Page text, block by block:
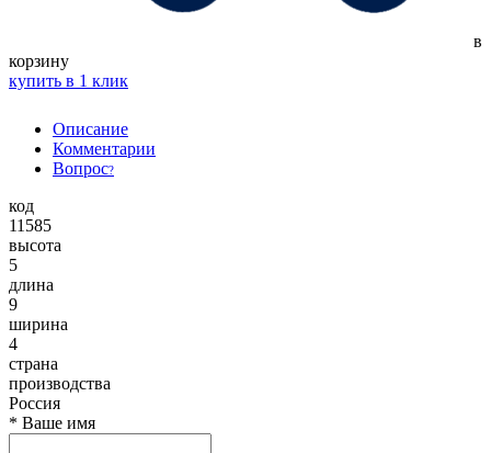
в
корзину
купить в 1 клик
Описание
Комментарии
Вопрос?
код
11585
высота
5
длина
9
ширина
4
страна
производства
Россия
* Ваше имя